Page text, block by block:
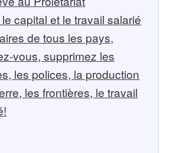
capital et le travail salarié
de tous les pays,
vous, supprimez les
les polices, la production
les frontières, le travail